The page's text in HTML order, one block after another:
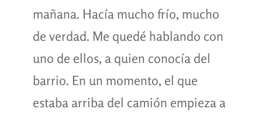
mañana. Hacía mucho frío, mucho
de verdad. Me quedé hablando con
uno de ellos, a quien conocía del
barrio. En un momento, el que
estaba arriba del camión empieza a